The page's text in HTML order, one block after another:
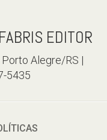
EDITOR
Porto Alegre/RS |
5435